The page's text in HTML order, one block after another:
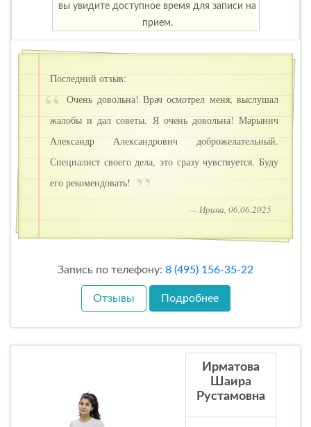
вы увидите доступное время для записи на
прием.
Последний отзыв:
Очень довольна! Врач осмотрел меня, выслушал
жалобы и дал советы. Я очень довольна! Марынич
Александр Александрович доброжелательный.
Специалист своего дела, это сразу чувствуется. Буду
его рекомендовать!
— Ирина, 06.06.2025
Запись по телефону: 8 (495) 156-35-22
Отзывы Подробнее
Ирматова
Шаира
Рустамовна